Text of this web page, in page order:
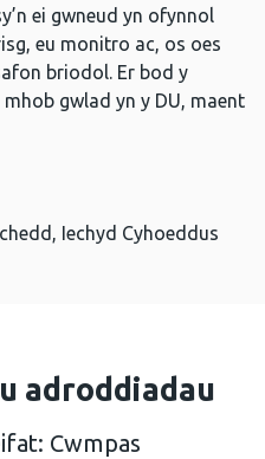
ei gwneud yn ofynnol
eu monitro ac, os oes
briodol. Er bod y
gwlad yn y DU, maent
Iechyd Cyhoeddus
adroddiadau
Cwmpas